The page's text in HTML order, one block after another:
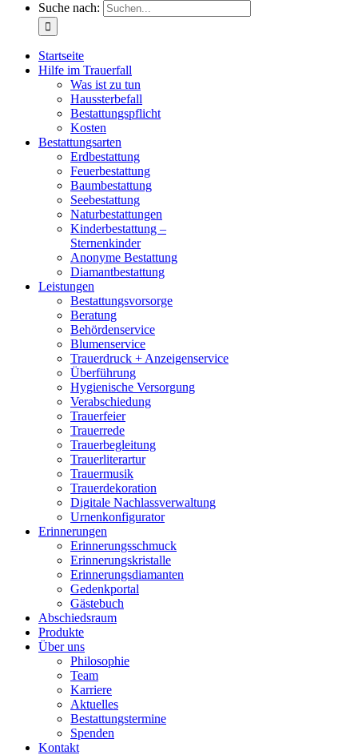
Suche nach:
Startseite
Hilfe im Trauerfall
Was ist zu tun
Haussterbefall
Bestattungspflicht
Kosten
Bestattungsarten
Erdbestattung
Feuerbestattung
Baumbestattung
Seebestattung
Naturbestattungen
Kinderbestattung –
Sternenkinder
Anonyme Bestattung
Diamantbestattung
Leistungen
Bestattungsvorsorge
Beratung
Behördenservice
Blumenservice
Trauerdruck + Anzeigenservice
Überführung
Hygienische Versorgung
Verabschiedung
Trauerfeier
Trauerrede
Trauerbegleitung
Trauerliterartur
Trauermusik
Trauerdekoration
Digitale Nachlassverwaltung
Urnenkonfigurator
Erinnerungen
Erinnerungsschmuck
Erinnerungskristalle
Erinnerungsdiamanten
Gedenkportal
Gästebuch
Abschiedsraum
Produkte
Über uns
Philosophie
Team
Karriere
Aktuelles
Bestattungstermine
Spenden
Kontakt